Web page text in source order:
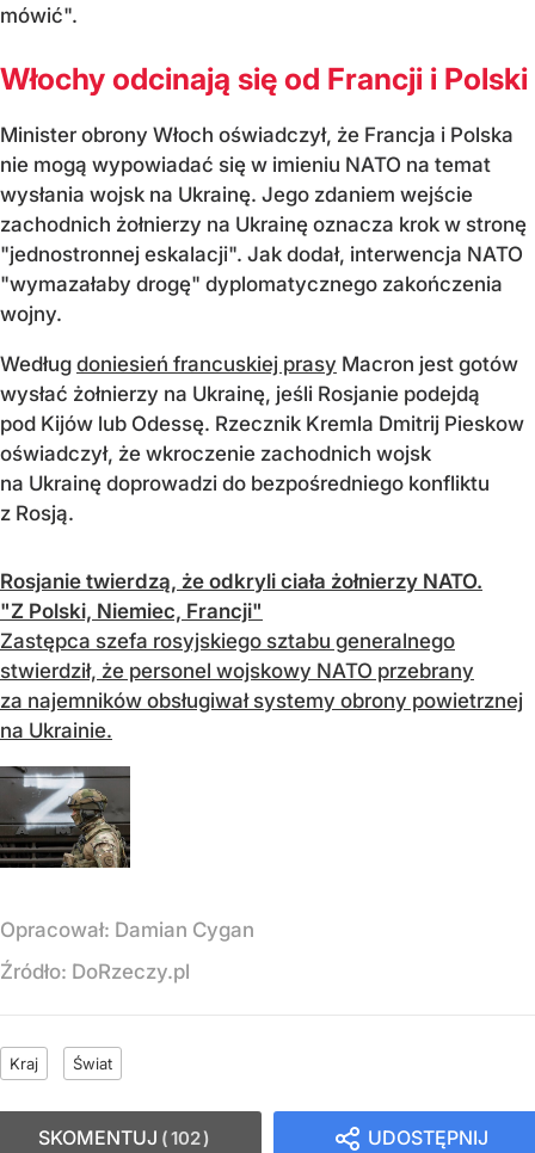
mówić".
Włochy odcinają się od Francji i Polski
Minister obrony Włoch oświadczył, że Francja i Polska
nie mogą wypowiadać się w imieniu NATO na temat
wysłania wojsk na Ukrainę. Jego zdaniem wejście
zachodnich żołnierzy na Ukrainę oznacza krok w stronę
"jednostronnej eskalacji". Jak dodał, interwencja NATO
"wymazałaby drogę" dyplomatycznego zakończenia
wojny.
Według doniesień francuskiej prasy Macron jest gotów
wysłać żołnierzy na Ukrainę, jeśli Rosjanie podejdą
pod Kijów lub Odessę. Rzecznik Kremla Dmitrij Pieskow
oświadczył, że wkroczenie zachodnich wojsk
na Ukrainę doprowadzi do bezpośredniego konfliktu
z Rosją.
Rosjanie twierdzą, że odkryli ciała żołnierzy NATO.
"Z Polski, Niemiec, Francji"
Zastępca szefa rosyjskiego sztabu generalnego
stwierdził, że personel wojskowy NATO przebrany
za najemników obsługiwał systemy obrony powietrznej
na Ukrainie.
Opracował: Damian Cygan
Źródło: DoRzeczy.pl
Kraj Świat
UDOSTĘPNIJ
SKOMENTUJ 102